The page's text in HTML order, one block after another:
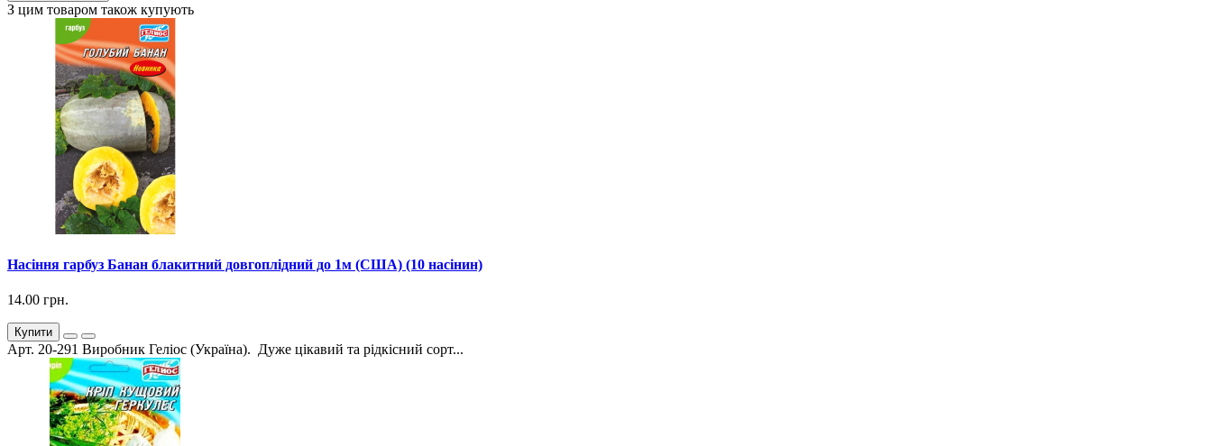
З цим товаром також купують
Насіння гарбуз Банан блакитний довгоплідний до 1м (США) (10 насінин)
14.00 грн.
Купити
Арт. 20-291 Виробник Геліос (Україна). Дуже цікавий та рідкісний сорт...